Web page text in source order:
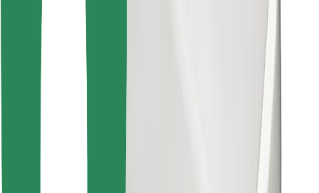
Bezpečnosť
Stiahnuť aplikáciu Bolt